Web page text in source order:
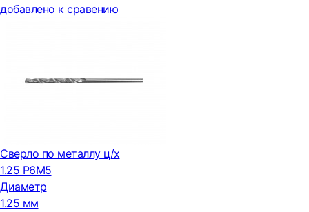
добавлено к сравению
Сверло по металлу ц/х
1.25 Р6М5
Диаметр
1.25 мм